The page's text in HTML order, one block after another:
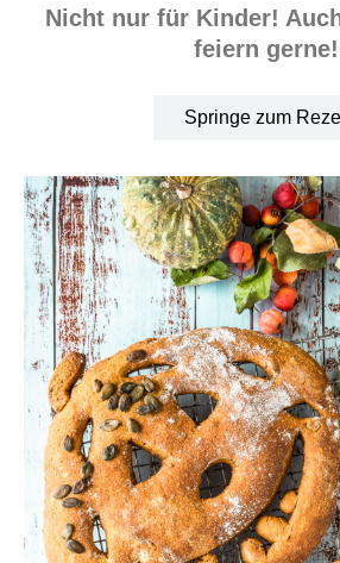
Nicht nur für Kinder!
feiern gerne!
Springe zum